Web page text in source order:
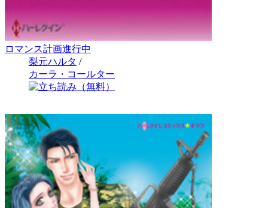
ロマンス計画進行中
梨元ハルタ /
カーラ・コールター